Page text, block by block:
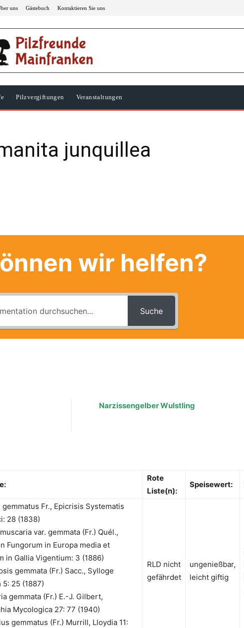
uns Gästebuch Kontaktieren Sie uns
Pilzvergiftungen Veranstaltungen
junquillea
wir helfen?
Suche
Narzissengelber Wulstling
:
Rote
Liste(n):
Speisewert:
Fr., Epicrisis Systematis
28 (1838)
var. gemmata (Fr.) Quél.,
Fungorum in Europa media et
in Gallia Vigentium: 3 (1886)
gemmata (Fr.) Sacc., Sylloge
5: 25 (1887)
gemmata (Fr.) E.-J. Gilbert,
Mycologica 27: 77 (1940)
gemmatus (Fr.) Murrill, Lloydia 11:
RLD nicht
gefährdet
ungenießbar,
leicht giftig